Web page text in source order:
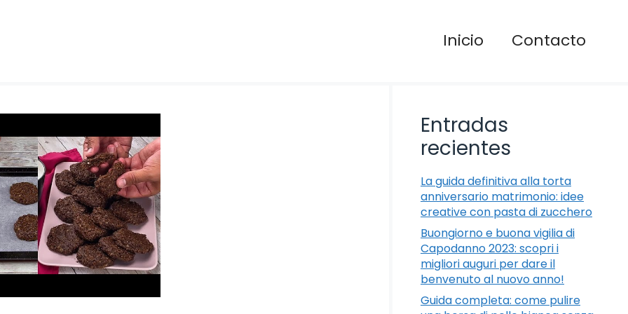
Inicio Contacto
Entradas
recientes
La guida definitiva alla torta
anniversario matrimonio: idee
creative con pasta di zucchero
Buongiorno e buona vigilia di
Capodanno 2023: scopri i
migliori auguri per dare il
benvenuto al nuovo anno!
Guida completa: come pulire